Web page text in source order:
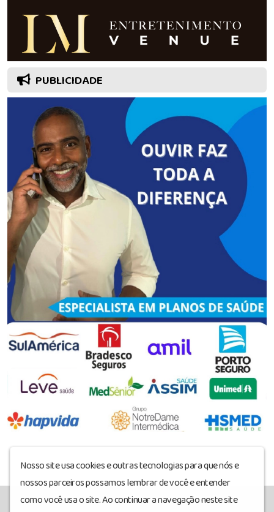
PUBLICIDADE
Nosso site usa cookies e outras tecnologias para que nós e
nossos parceiros possamos lembrar de você e entender
como você usa o site. Ao continuar a navegação neste site